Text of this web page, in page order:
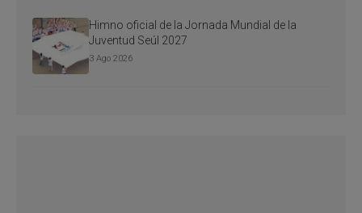
Himno oficial de la Jornada Mundial de la
Juventud Seúl 2027
3 Ago 2026